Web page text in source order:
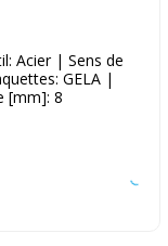
Acier | Sens de
GELA |
[mm]: 8